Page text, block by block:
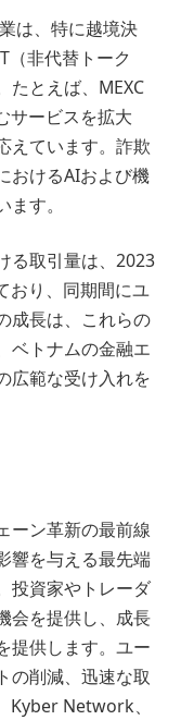
は、特に越境決
（非代替トーク
たとえば、MEXC
サービスを拡大
えています。詐欺
おけるAIおよび機
す。
る取引量は、2023
おり、同期間にユ
成長は、これらの
ベトナムの金融エ
広範な受け入れを
ーン革新の最前線
響を与える最先端
投資家やトレーダ
会を提供し、成長
提供します。ユー
の削減、迅速な取
Kyber Network、